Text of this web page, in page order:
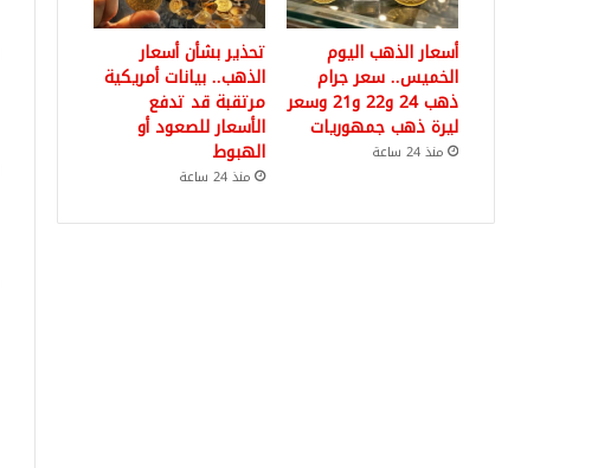
أسعار الذهب اليوم
الخميس.. سعر جرام
ذهب 24 و22 و21 وسعر
ليرة ذهب جمهوريات
منذ 24 ساعة
تحذير بشأن أسعار
الذهب.. بيانات أمريكية
مرتقبة قد تدفع
الأسعار للصعود أو
الهبوط
منذ 24 ساعة